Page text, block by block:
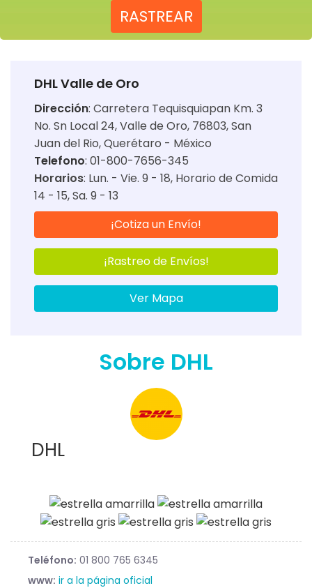
RASTREAR
DHL Valle de Oro
Dirección: Carretera Tequisquiapan Km. 3
No. Sn Local 24, Valle de Oro, 76803, San
Juan del Rio, Querétaro - México
Telefono: 01-800-7656-345
Horarios: Lun. - Vie. 9 - 18 Horario de Comida
14 - 15 Sa. 9 - 13
¡Cotiza un Envío!
¡Rastreo de Envíos!
Ver Mapa
Sobre DHL
DHL
Teléfono: 01 800 765 6345
www: ir a la página oficial